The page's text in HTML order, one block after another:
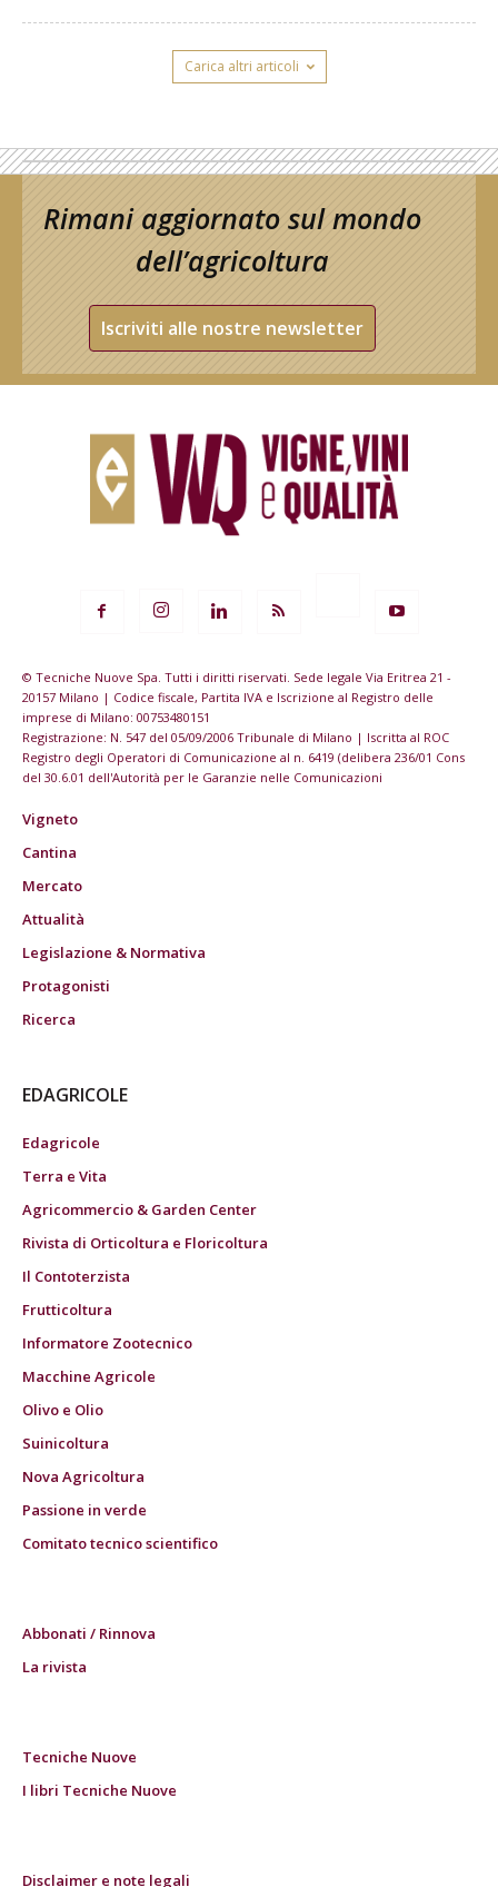
Carica altri articoli
Rimani aggiornato sul mondo
dell’agricoltura
Iscriviti alle nostre newsletter
© Tecniche Nuove Spa. Tutti i diritti riservati. Sede legale Via Eritrea 21 -
20157 Milano | Codice fiscale, Partita IVA e Iscrizione al Registro delle
imprese di Milano: 00753480151
Registrazione: N. 547 del 05/09/2006 Tribunale di Milano | Iscritta al ROC
Registro degli Operatori di Comunicazione al n. 6419 (delibera 236/01 Cons
del 30.6.01 dell'Autorità per le Garanzie nelle Comunicazioni
Vigneto
Cantina
Mercato
Attualità
Legislazione & Normativa
Protagonisti
Ricerca
EDAGRICOLE
Edagricole
Terra e Vita
Agricommercio & Garden Center
Rivista di Orticoltura e Floricoltura
Il Contoterzista
Frutticoltura
Informatore Zootecnico
Macchine Agricole
Olivo e Olio
Suinicoltura
Nova Agricoltura
Passione in verde
Comitato tecnico scientifico
Abbonati / Rinnova
La rivista
Tecniche Nuove
I libri Tecniche Nuove
Disclaimer e note legali